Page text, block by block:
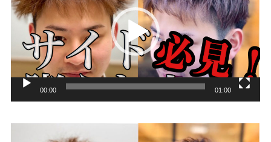
プ
00:00 01:00